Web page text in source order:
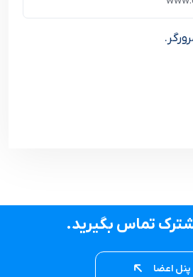
تماس بگیرید.
پنل اعضا